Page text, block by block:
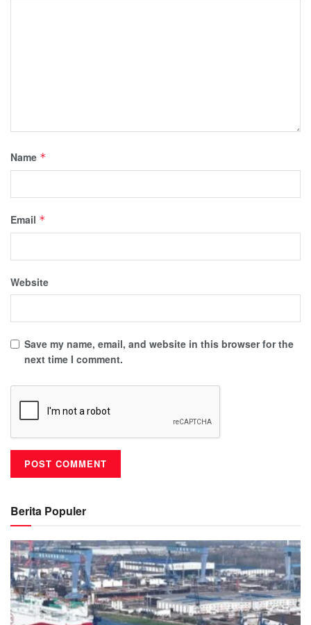
Name *
Email *
Website
Save my name, email, and website in this browser for the
next time I comment.
Berita Populer